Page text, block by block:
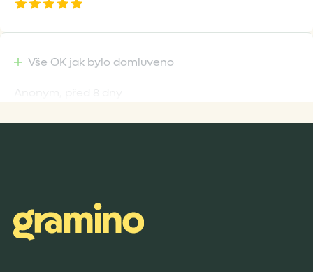
Vše OK jak bylo domluveno
Anonym,před 9 dny